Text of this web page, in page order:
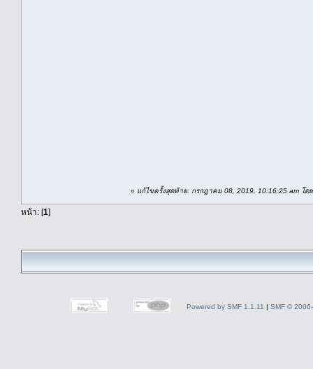
« แก้ไขครั้งสุดท้าย: กรกฎาคม 08, 2019, 10:16:25 am โด
หน้า: [1]
Powered by SMF 1.1.11 | SMF ©